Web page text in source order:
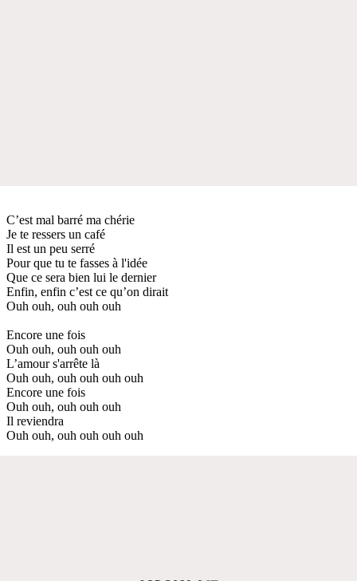
C’est mal barré ma chérie
Je te ressers un café
Il est un peu serré
Pour que tu te fasses à l'idée
Que ce sera bien lui le dernier
Enfin, enfin c’est ce qu’on dirait
Ouh ouh, ouh ouh ouh
Encore une fois
Ouh ouh, ouh ouh ouh
L’amour s'arrête là
Ouh ouh, ouh ouh ouh ouh
Encore une fois
Ouh ouh, ouh ouh ouh
Il reviendra
Ouh ouh, ouh ouh ouh ouh